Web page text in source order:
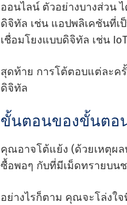
ออนไลน์ ตัวอย่างบางส่วน
ดิจิทัล เช่น แอปพลิเคชันที่เ
เชื่อมโยงแบบดิจิทัล เช่น
สุดท้าย การโต้ตอบแต่ละค
ดิจิทัล
ขั้นตอนของขั้นตอ
คุณอาจโต้แย้ง (ด้วยเหตุผล
ซื้อพอๆ กับที่มีเม็ดทรายบน
อย่างไรก็ตาม คุณจะโล่ง